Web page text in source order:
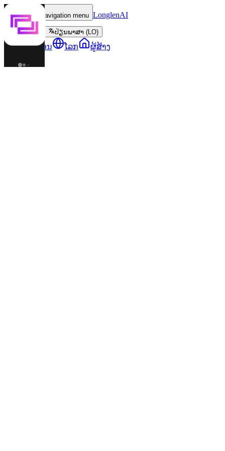
Toggle navigation menu LonglenAI
ປ່ຽນພາສາ (LO)
ຕົວລະຄອນ ໂລກ ຜູ້ສ້າງ